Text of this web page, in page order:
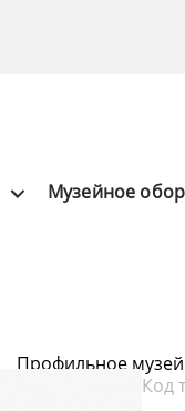
Музейное
Профильное
Код